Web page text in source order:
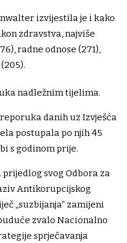
izvijestila je i kako
zdravstva, najviše
radne odnose (271),
nadležnim tijelima.
danih uz Izvješća
postupala po njih 45
s godinom prije.
svog Odbora za
Antikorupcijskog
„suzbijanja“ zamijeni
zvalo Nacionalno
sprječavanja